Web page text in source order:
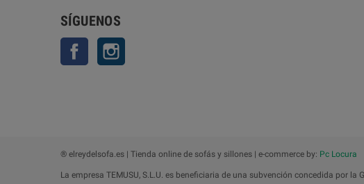
SÍGUENOS
Facebook
® elreydelsofa.es | Tienda online de sofás y sillones | e-commerce by: Pc Locura
La empresa TEMUSU, S.L.U. es beneficiaria de una subvención concedida por la